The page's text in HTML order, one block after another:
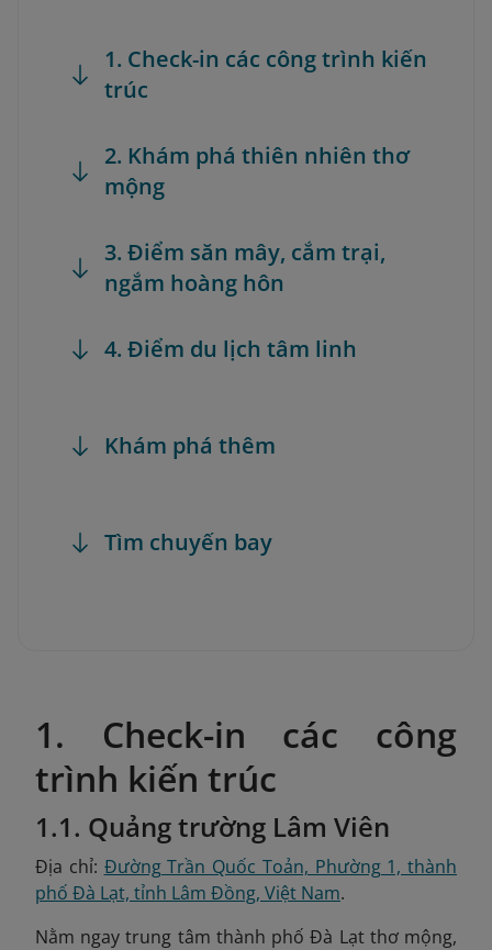
1. Check-in các công trình kiến
trúc
2. Khám phá thiên nhiên thơ
mộng
3. Điểm săn mây, cắm trại,
ngắm hoàng hôn
4. Điểm du lịch tâm linh
Khám phá thêm
Tìm chuyến bay
1. Check-in các công
trình kiến trúc
1.1. Quảng trường Lâm Viên
Địa chỉ: Đường Trần Quốc Toản, Phường 1, thành
phố Đà Lạt, tỉnh Lâm Đồng, Việt Nam.
Nằm ngay trung tâm thành phố Đà Lạt thơ mộng,